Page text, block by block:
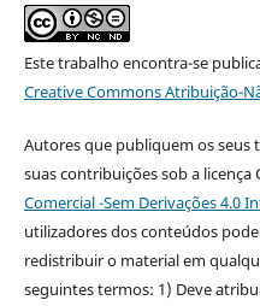
Este trabalho encontra-se
Creative Commons Atribuição-
Autores que publiquem os seus
suas contribuições sob a licença
Comercial -Sem Derivações 4.0
utilizadores dos conteúdos
redistribuir o material em
seguintes termos: 1) Deve